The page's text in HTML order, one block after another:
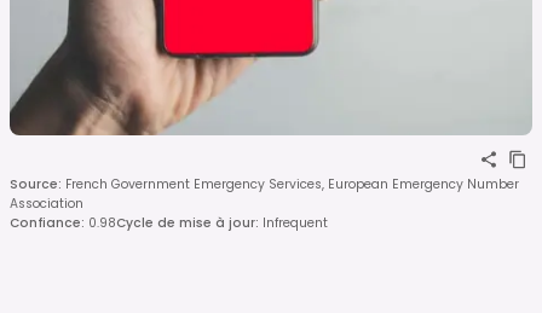
Source: French Government Emergency Services, European Emergency Number
Association
Confiance: 0.98Cycle de mise à jour: Infrequent